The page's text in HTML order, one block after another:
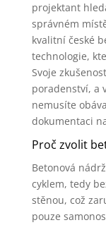
projektant
správném
kvalitní české
technologie,
Svoje
poradenství, a
nemusíte
dokumentaci
Proč zvolit
Betonová
cyklem, tedy
stěnou, což
pouze